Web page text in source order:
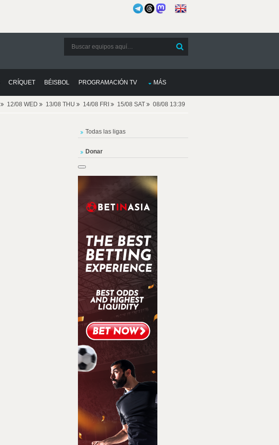
CRÍQUET BÉISBOL PROGRAMACIÓN TV MÁS
12/08 WED 13/08 THU 14/08 FRI 15/08 SAT 08/08 13:39
Todas las ligas
Donar